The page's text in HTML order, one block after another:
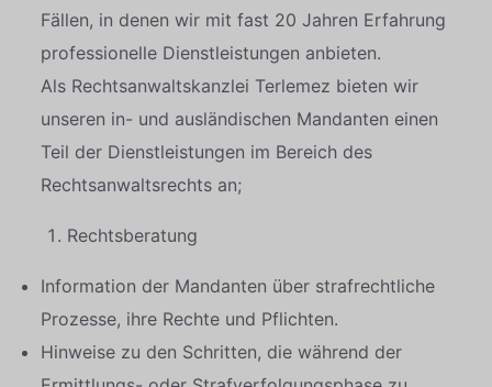
Fällen, in denen wir mit fast 20 Jahren Erfahrung
professionelle Dienstleistungen anbieten.
Als Rechtsanwaltskanzlei Terlemez bieten wir
unseren in- und ausländischen Mandanten einen
Teil der Dienstleistungen im Bereich des
Rechtsanwaltsrechts an;
Rechtsberatung
Information der Mandanten über strafrechtliche
Prozesse, ihre Rechte und Pflichten.
Hinweise zu den Schritten, die während der